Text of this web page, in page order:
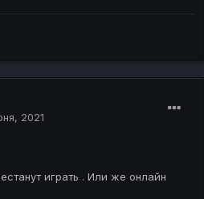
2021
играть . Или же онлайн